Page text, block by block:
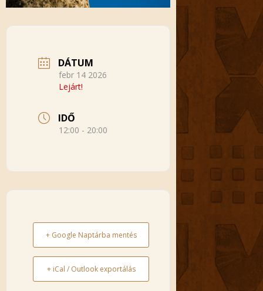
DÁTUM
febr 14 2026
Lejárt!
IDŐ
12:00 - 20:00
+ Google Naptárba mentés
+ iCal / Outlook exportálás